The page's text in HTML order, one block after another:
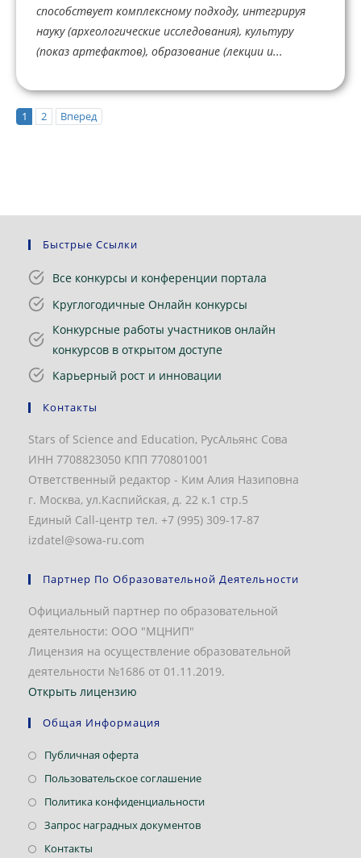
способствует комплексному подходу, интегрируя
науку (археологические исследования), культуру
(показ артефактов), образование (лекции и...
1 2 Вперед
Быстрые Ссылки
Все конкурсы и конференции портала
Круглогодичные Онлайн конкурсы
Конкурсные работы участников онлайн
конкурсов в открытом доступе
Карьерный рост и инновации
Контакты
Stars of Science and Education, РусАльянс Сова
ИНН 7708823050 КПП 770801001
Ответственный редактор - Ким Алия Назиповна
г. Москва, ул.Каспийская, д. 22 к.1 стр.5
Единый Call-центр тел. +7 (995) 309-17-87
izdatel@sowa-ru.com
Партнер По Образовательной Деятельности
Официальный партнер по образовательной
деятельности: ООО "МЦНИП"
Лицензия на осуществление образовательной
деятельности №1686 от 01.11.2019.
Открыть лицензию
Общая Информация
Публичная офертаОткроется
в
Пользовательское соглашениеОткроется
в
Политика конфиденциальностиОткроется
Запрос наградных документовОткроется
Контакты